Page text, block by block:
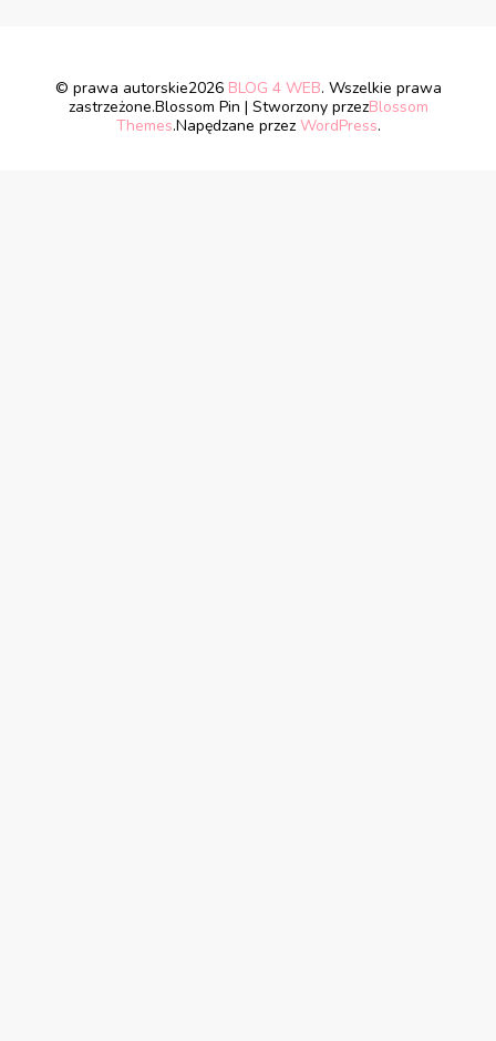
© prawa autorskie2026 BLOG 4 WEB. Wszelkie prawa
zastrzeżone.Blossom Pin | Stworzony przezBlossom
Themes.Napędzane przez WordPress.